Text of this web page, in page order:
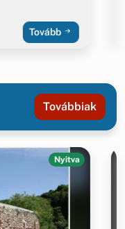
Tovább
Továbbiak
Nyitva